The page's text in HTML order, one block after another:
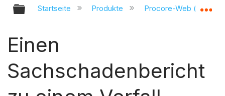
Globale Hierarchie auf- und
Startseite Produkte Procore-Web
Einen
Sachschadenbericht